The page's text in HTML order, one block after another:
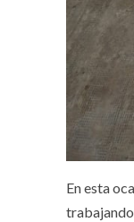
En esta